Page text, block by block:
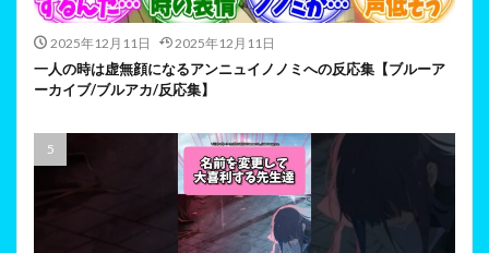
2025年12月11日 2025年12月11日
一人の時は虚無顔になるアンニュイノノミへの反応集【ブルーア
ーカイブ/ブルアカ/反応集】